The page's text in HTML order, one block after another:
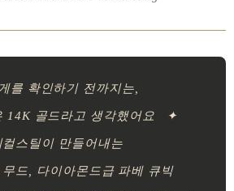
확인하기 전까지는,
14K 골드라고 생각했어요 ✦
컬스틸이 만들어내는
무드, 다이아몬드급 파베 큐빅